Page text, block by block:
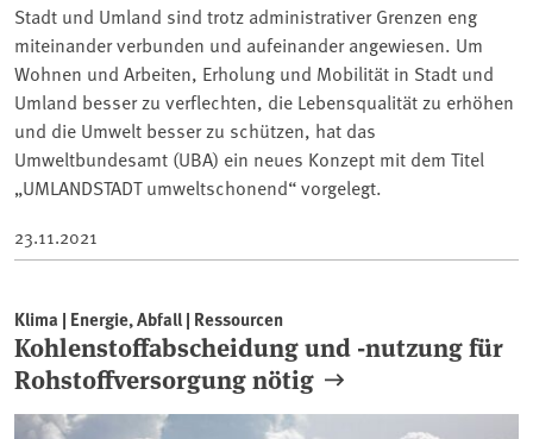
Stadt und Umland sind trotz administrativer Grenzen eng
miteinander verbunden und aufeinander angewiesen. Um
Wohnen und Arbeiten, Erholung und Mobilität in Stadt und
Umland besser zu verflechten, die Lebensqualität zu erhöhen
und die Umwelt besser zu schützen, hat das
Umweltbundesamt (UBA) ein neues Konzept mit dem Titel
„UMLANDSTADT umweltschonend“ vorgelegt.
23.11.2021
Klima | Energie, Abfall | Ressourcen
Kohlenstoffabscheidung und -nutzung für
Rohstoffversorgung nötig